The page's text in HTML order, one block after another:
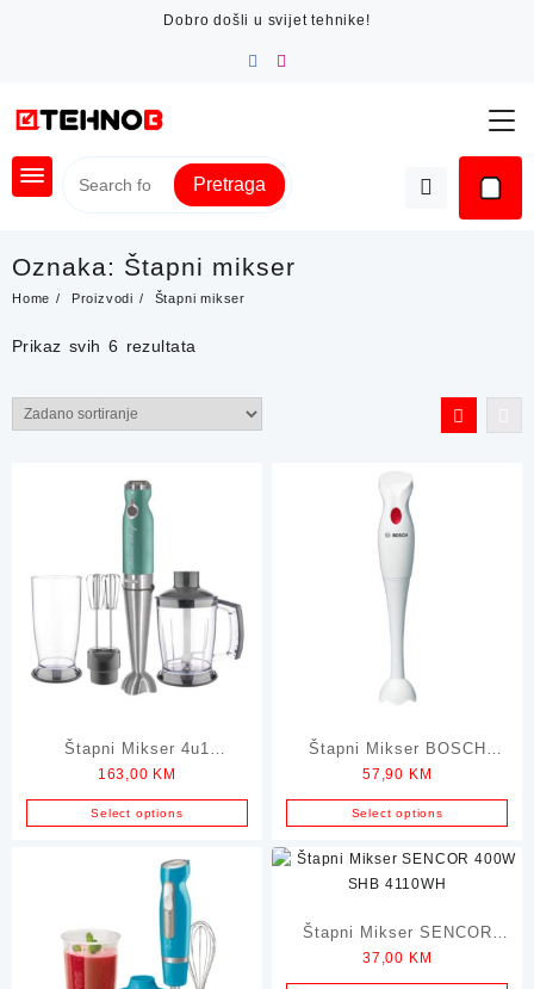
Dobro došli u svijet tehnike!
Pretraga
Oznaka: Štapni mikser
Home Proizvodi Štapni mikser
Prikaz svih 6 rezultata
Štapni Mikser 4u1
SENCOR 1200W SHB
5601GR-EUE3
163,00 KM
Select options
Štapni Mikser BOSCH
350W MSMP1000
57,90 KM
Select options
Štapni Mikser SENCOR
400W SHB 4110WH
37,00 KM